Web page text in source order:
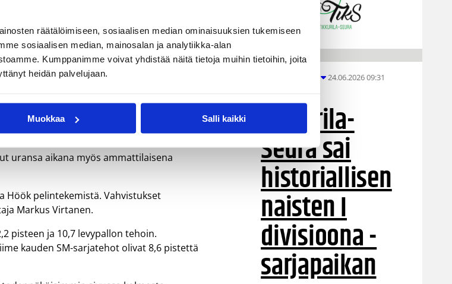
räätälöimiseen, sosiaalisen median ominaisuuksien tukemiseen
sosiaalisen median, mainosalan ja analytiikka-alan
Kumppanimme voivat yhdistää näitä tietoja muihin tietoihin, joita
heidän palvelujaan.
Muokkaa Salli kaikki
helsinkiläisestä divarijoukkue
pariin. Viime kaudella Höök edusti vielä
maaottelua.
uransa aikana myös ammattilaisena
Höök pelintekemistä. Vahvistukset
Markus Virtanen.
pisteen ja 10,7 levypallon tehoin.
kauden SM-sarjatehot olivat 8,6 pistettä
24.06.2026 09:31
Tikkurila-
Seura sai
historiallisen
naisten I
divisioona -
sarjapaikan